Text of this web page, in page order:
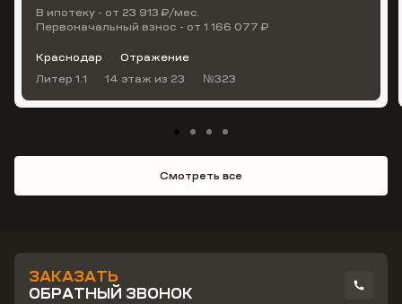
В ипотеку - от 23 913 ₽/мес.
Первоначальный взнос - от 1 166 077 ₽
Краснодар
Отражение
Литер 1.1
14 этаж из 23 №323
Смотреть все
ЗАКАЗАТЬ
ОБРАТНЫЙ ЗВОНОК